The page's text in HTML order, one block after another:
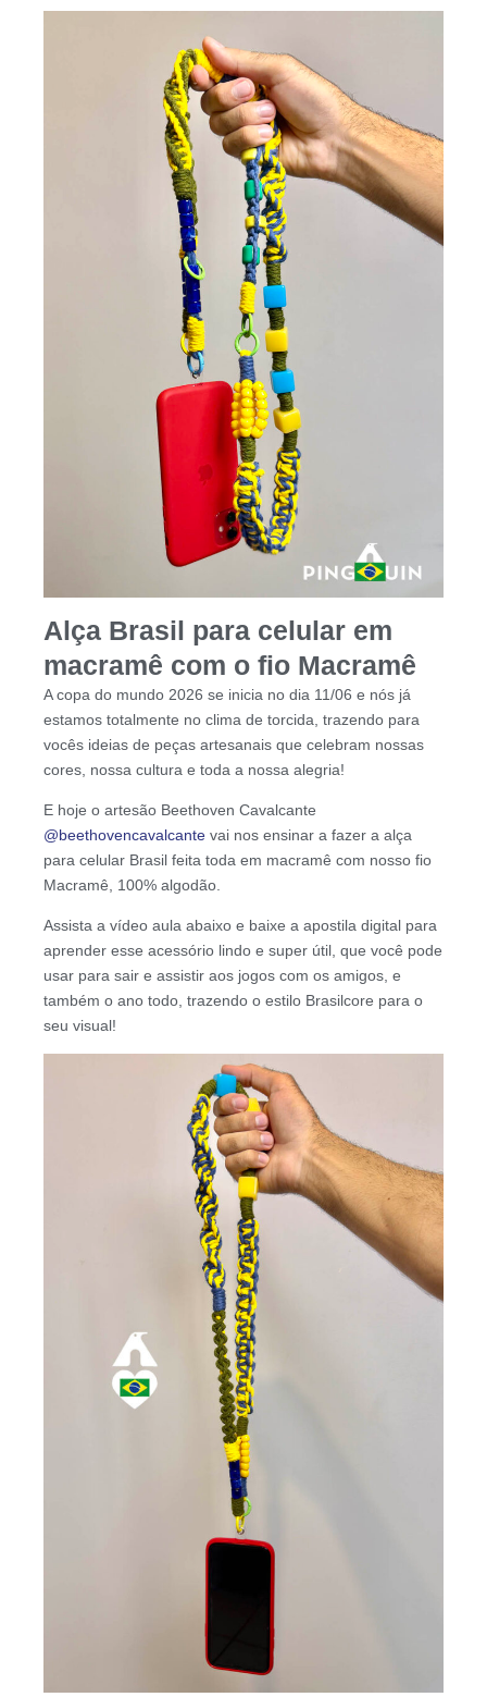
Alça Brasil para celular em
macramê com o fio Macramê
A copa do mundo 2026 se inicia no dia 11/06 e nós já
estamos totalmente no clima de torcida, trazendo para
vocês ideias de peças artesanais que celebram nossas
cores, nossa cultura e toda a nossa alegria!
E hoje o artesão Beethoven Cavalcante
@beethovencavalcante vai nos ensinar a fazer a alça
para celular Brasil feita toda em macramê com nosso fio
Macramê, 100% algodão.
Assista a vídeo aula abaixo e baixe a apostila digital para
aprender esse acessório lindo e super útil, que você pode
usar para sair e assistir aos jogos com os amigos, e
também o ano todo, trazendo o estilo Brasilcore para o
seu visual!